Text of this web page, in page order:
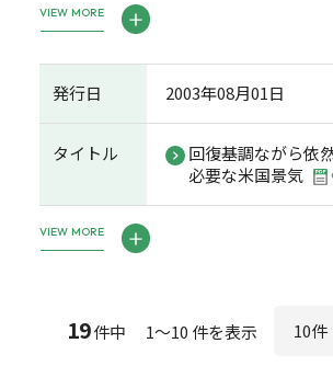
VIEW MORE
発行日 2003年08月01日
タイトル
回復基調ながら依
必要な米国景気
VIEW MORE
19件中 1～10 件を表示